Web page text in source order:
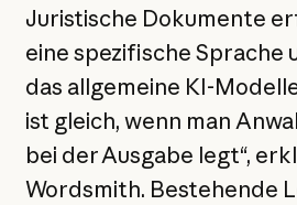
Juristische Dokumente
eine spezifische Sprache
das allgemeine KI-
ist gleich, wenn man
bei der Ausgabe legt“,
Wordsmith. Bestehende